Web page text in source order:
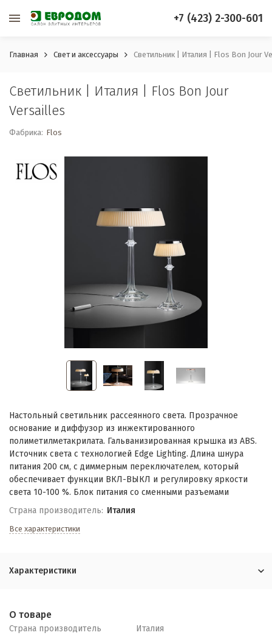
+7 (423) 2-300-601
Главная Свет и аксессуары Светильник | Италия | Flos Bon Jour
Светильник | Италия | Flos Bon Jour
Versailles
Фабрика: Flos
Настольный светильник рассеянного света. Прозрачное
основание и диффузор из инжектированного
полиметилметакрилата. Гальванизированная крышка из ABS.
Источник света с технологией Edge Lighting. Длина шнура
питания 200 см, с диммерным переключателем, который
обеспечивает функции ВКЛ-ВЫКЛ и регулировку яркости
света 10-100 %. Блок питания со сменными разъемами
Страна производитель: Италия
Все характеристики
Характеристики
О товаре
Страна производитель Италия